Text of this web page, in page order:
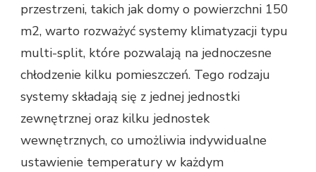
przestrzeni, takich jak domy o powierzchni 150
m2, warto rozważyć systemy klimatyzacji typu
multi-split, które pozwalają na jednoczesne
chłodzenie kilku pomieszczeń. Tego rodzaju
systemy składają się z jednej jednostki
zewnętrznej oraz kilku jednostek
wewnętrznych, co umożliwia indywidualne
ustawienie temperatury w każdym